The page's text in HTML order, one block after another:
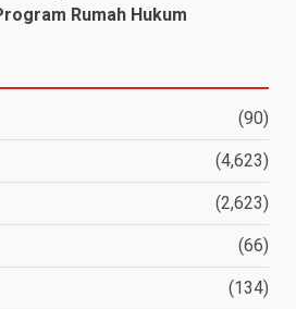
Rumah Hukum
(90)
(4,623)
(2,623)
(66)
(134)